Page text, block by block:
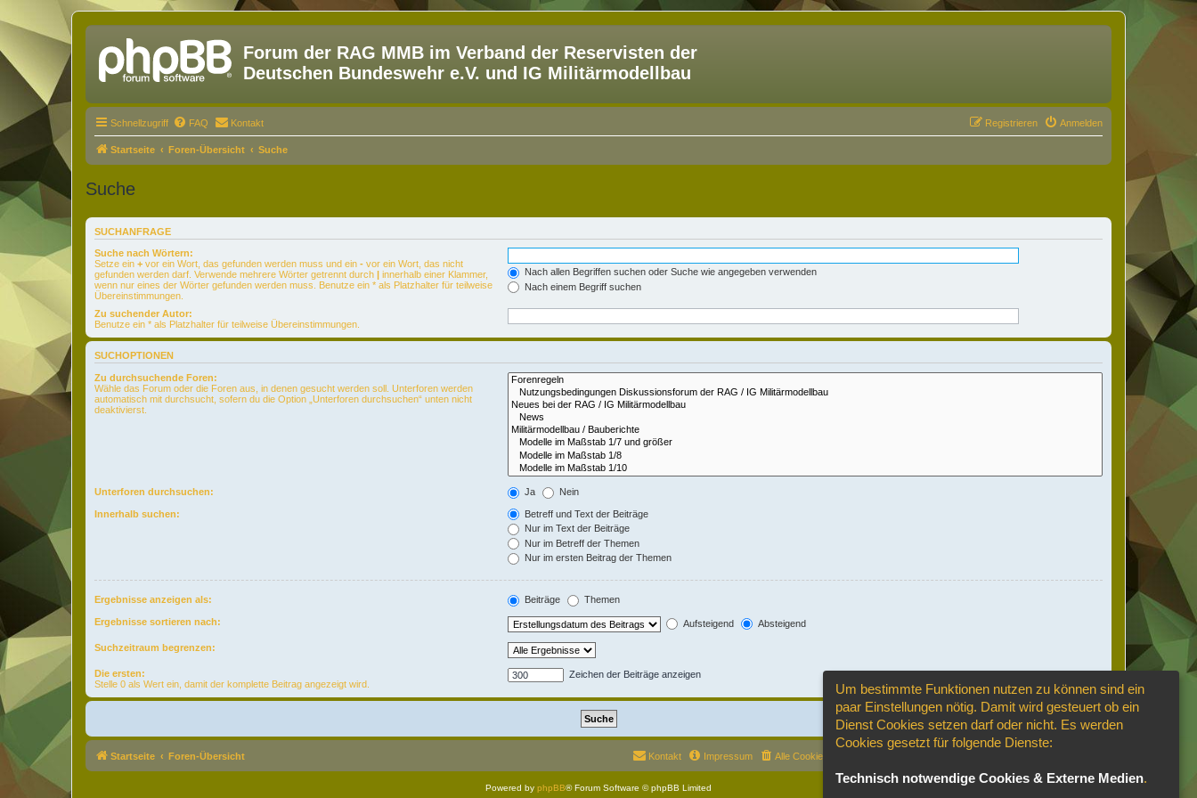
Forum der RAG MMB im Verband der Reservisten der
Deutschen Bundeswehr e.V. und IG Militärmodellbau
Schnellzugriff FAQ Kontakt Anmelden
Registrieren
Startseite Foren-Übersicht Suche
Suche
SUCHANFRAGE
Suche nach Wörtern:
Setze ein + vor ein Wort, das gefunden werden muss und ein - vor ein Wort, das nicht
gefunden werden darf. Verwende mehrere Wörter getrennt durch | innerhalb einer Klammer,
wenn nur eines der Wörter gefunden werden muss. Benutze ein * als Platzhalter für teilweise
Übereinstimmungen.
Nach allen Begriffen suchen oder Suche wie angegeben verwenden
Nach einem Begriff suchen
Zu suchender Autor:
Benutze ein * als Platzhalter für teilweise Übereinstimmungen.
SUCHOPTIONEN
Zu durchsuchende Foren:
Wähle das Forum oder die Foren aus, in denen gesucht werden soll. Unterforen werden
automatisch mit durchsucht, sofern du die Option „Unterforen durchsuchen“ unten nicht
deaktivierst.
Unterforen durchsuchen: Ja Nein
Innerhalb suchen:
Betreff und Text der Beiträge
Nur im Text der Beiträge
Nur im Betreff der Themen
Nur im ersten Beitrag der Themen
Ergebnisse anzeigen als: Beiträge Themen
Ergebnisse sortieren nach: Aufsteigend Absteigend
Suchzeitraum begrenzen:
Die ersten:
Stelle 0 als Wert ein, damit der komplette Beitrag angezeigt wird.
Zeichen der Beiträge anzeigen
Startseite Foren-Übersicht Alle Cookies löschen
Impressum
Kontakt
Powered by phpBB® Forum Software © phpBB Limited
Um bestimmte Funktionen nutzen zu können sind ein
paar Einstellungen nötig. Damit wird gesteuert ob ein
Dienst Cookies setzen darf oder nicht. Es werden
Cookies gesetzt für folgende Dienste:
Technisch notwendige Cookies & Externe Medien.